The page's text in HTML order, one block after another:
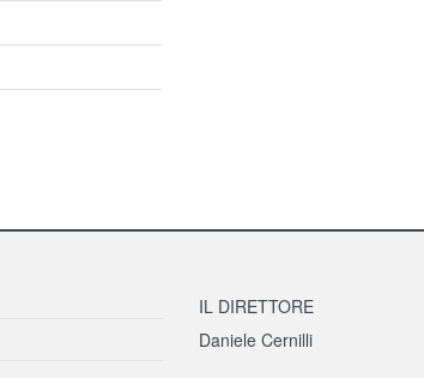
IL DIRETTORE
Daniele Cernilli